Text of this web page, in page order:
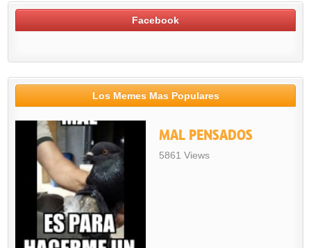
Facebook
Los Memes Mas Populares
MAL PENSADOS
5861 Views